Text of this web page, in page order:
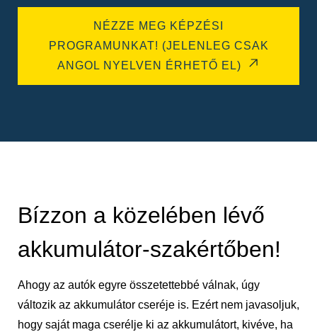
NÉZZE MEG KÉPZÉSI
PROGRAMUNKAT! (JELENLEG CSAK
ANGOL NYELVEN ÉRHETŐ EL)
Bízzon a közelében lévő
akkumulátor-szakértőben!
Ahogy az autók egyre összetettebbé válnak, úgy
változik az akkumulátor cseréje is. Ezért nem javasoljuk,
hogy saját maga cserélje ki az akkumulátort, kivéve, ha